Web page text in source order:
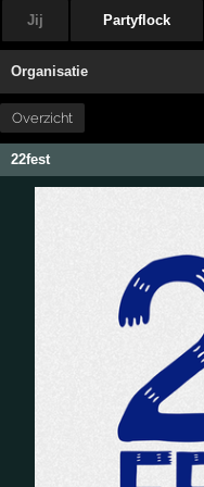
Jij Partyflock
Organisatie
Overzicht
22fest